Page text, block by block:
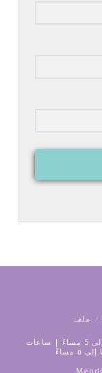
ملف
ساعات العمل من الإثنين إلى الجمعة من 9 صباحًا إلى 5 مساءً | ساعات